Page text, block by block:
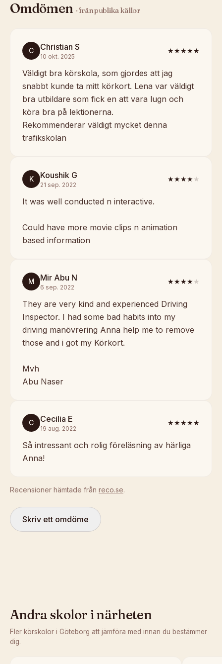
Omdömen · från publika källor
C Christian S
10 okt. 2025
★★★★★
Väldigt bra körskola, som gjordes att jag
snabbt kunde ta mitt körkort. Lena var väldigt
bra utbildare som fick en att vara lugn och
köra bra på lektionerna.
Rekommenderar väldigt mycket denna
trafikskolan
K Koushik G
21 sep. 2022
★★★★★
It was well conducted n interactive.
Could have more movie clips n animation
based information
M Mir Abu N
6 sep. 2022
★★★★★
They are very kind and experienced Driving
Inspector. I had some bad habits into my
driving manövrering Anna help me to remove
those and i got my Körkort.
Mvh
Abu Naser
C Cecilia E
19 aug. 2022
★★★★★
Så intressant och rolig föreläsning av härliga
Anna!
Recensioner hämtade från reco.se.
Skriv ett omdöme
Andra skolor i närheten
Fler körskolor i Göteborg att jämföra med innan du bestämmer
dig.